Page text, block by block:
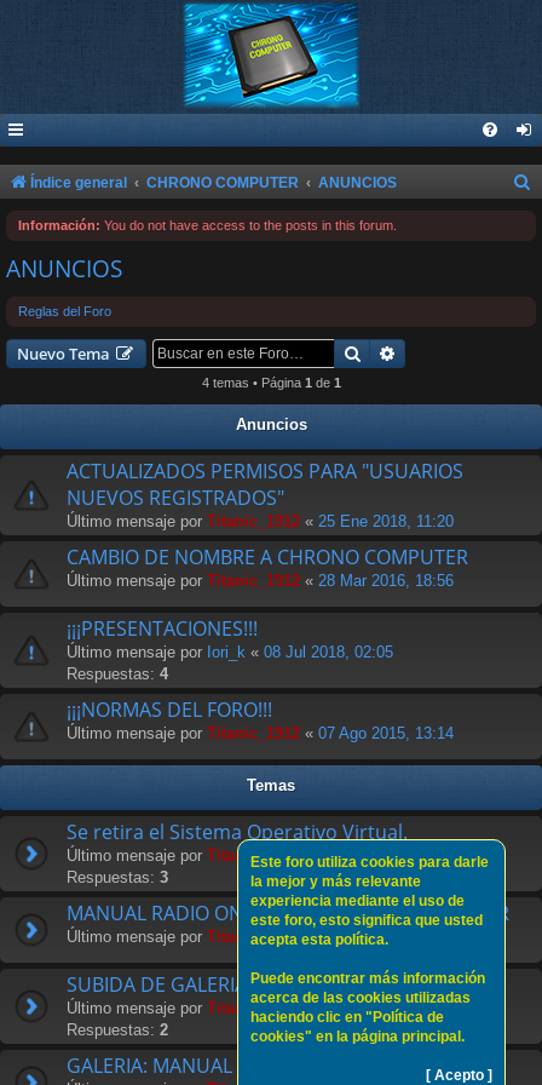
Índice general CHRONO COMPUTER ANUNCIOS
Información: You do not have access to the posts in this forum.
ANUNCIOS
Reglas del Foro
Nuevo Tema Buscar
4 temas • Página 1 de 1
Anuncios
ACTUALIZADOS PERMISOS PARA "USUARIOS
NUEVOS REGISTRADOS"
Último mensaje por Titanic_1912 « 25 Ene 2018, 11:20
CAMBIO DE NOMBRE A CHRONO COMPUTER
Último mensaje por Titanic_1912 « 28 Mar 2016, 18:56
¡¡¡PRESENTACIONES!!!
Último mensaje por Iori_k « 08 Jul 2018, 02:05
Respuestas: 4
¡¡¡NORMAS DEL FORO!!!
Último mensaje por Titanic_1912 « 07 Ago 2015, 13:14
Temas
Se retira el Sistema Operativo Virtual.
Último mensaje por Titanic_1912«02 Abr 2018, 08:11
Respuestas: 3
MANUAL RADIO ONLINE DE CHRONO COMPUTER
Último mensaje por Titanic_1912 «18 Sep 2017, 16:55
SUBIDA DE GALERIA NO FUNCIONAL
Último mensaje por Titanic_1912« 22 Ago 2017, 09:59
Respuestas: 2
GALERIA: MANUAL DE USO
Este foro utiliza cookies para darle
la mejor y más relevante
experiencia mediante el uso de
este foro, esto significa que usted
acepta esta política.
Puede encontrar más información
acerca de las cookies utilizadas
haciendo clic en "Política de
cookies" en la página principal.
[ Acepto ]